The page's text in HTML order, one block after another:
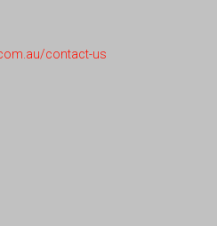
contact-us